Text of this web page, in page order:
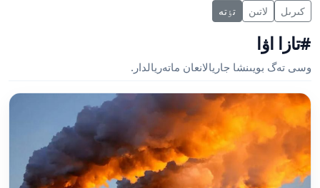
كىرىل لاتىن تٶتە
#تازا اۋا
وسى تەگ بويىنشا جاريالانعان ماتەريالدار.